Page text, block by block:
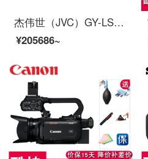
杰伟世（JVC）GY-LS300CHEC 4K手持专业摄像机 网络直播机 super35mm大底摄像机 可换镜头M43卡口
¥205686~